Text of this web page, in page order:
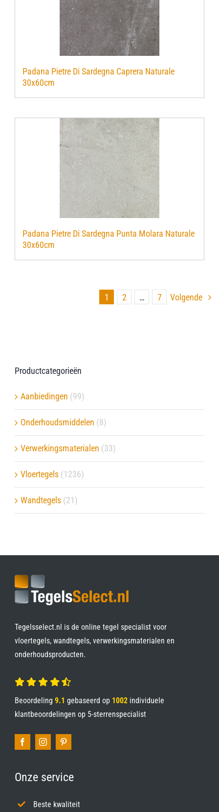
Padana Pietre Di Sardegna Caprera Naturale
30x60cm
Padana Pietre Di Sardegna Punta Molara Naturale
30x60cm
1 2 … 7 Volgende
Productcategorieën
Aanbiedingen (99)
Onderhoudsmiddelen (8)
Verwerkingsmaterialen (33)
Vloertegels (1236)
Wandtegels (21)
Tegelsselect.nl is de online tegel specialist voor
vloertegels, wandtegels, verwerkingsmaterialen en
onderhoudsproducten.
Beoordeling 9.1 gebaseerd op 1002individuele
klantbeoordelingen op 5-sterrenspecialist
Onze service
Beste kwaliteit